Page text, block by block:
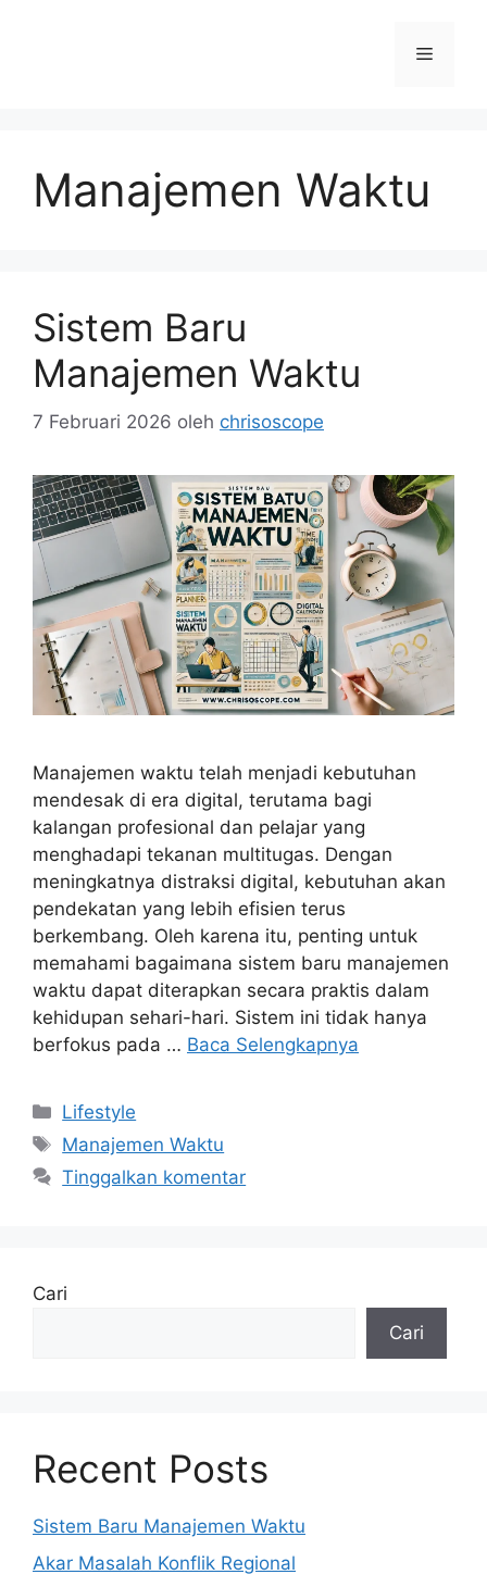
Menu
Manajemen Waktu
Sistem Baru
Manajemen Waktu
7 Februari 2026 oleh chrisoscope
Manajemen waktu telah menjadi kebutuhan
mendesak di era digital, terutama bagi
kalangan profesional dan pelajar yang
menghadapi tekanan multitugas. Dengan
meningkatnya distraksi digital, kebutuhan akan
pendekatan yang lebih efisien terus
berkembang. Oleh karena itu, penting untuk
memahami bagaimana sistem baru manajemen
waktu dapat diterapkan secara praktis dalam
kehidupan sehari-hari. Sistem ini tidak hanya
berfokus pada … Baca Selengkapnya
Kategori
Lifestyle
Tag
Manajemen Waktu
Tinggalkan komentar
Cari
Cari
Recent Posts
Sistem Baru Manajemen Waktu
Akar Masalah Konflik Regional